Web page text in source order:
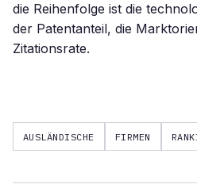
die Reihenfolge ist die
der Patentanteil, die
Zitationsrate.
AUSLÄNDISCHE FIRMEN